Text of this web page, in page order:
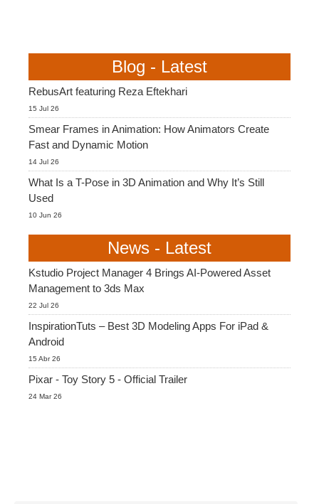
Blog - Latest
RebusArt featuring Reza Eftekhari
15 Jul 26
Smear Frames in Animation: How Animators Create
Fast and Dynamic Motion
14 Jul 26
What Is a T-Pose in 3D Animation and Why It’s Still
Used
10 Jun 26
News - Latest
Kstudio Project Manager 4 Brings AI-Powered Asset
Management to 3ds Max
22 Jul 26
InspirationTuts – Best 3D Modeling Apps For iPad &
Android
15 Abr 26
Pixar - Toy Story 5 - Official Trailer
24 Mar 26